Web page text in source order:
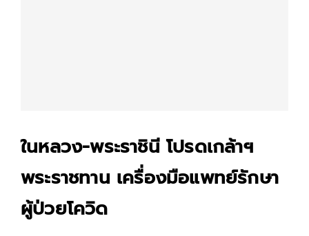
ในหลวง-พระราชินี โปรดเกล้าฯ
พระราชทาน เครื่องมือแพทย์รักษา
ผู้ป่วยโควิด